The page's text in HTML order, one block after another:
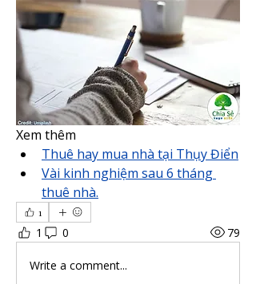
Xem thêm
Thuê hay mua nhà tại Thụy Điển
Vài kinh nghiệm sau 6 tháng
thuê nhà.
1
1 0 79
Write a comment...